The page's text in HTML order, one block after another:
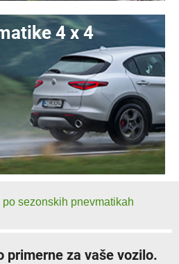
4 x 4
sezonskih pnevmatikah
primerne za vaše vozilo.